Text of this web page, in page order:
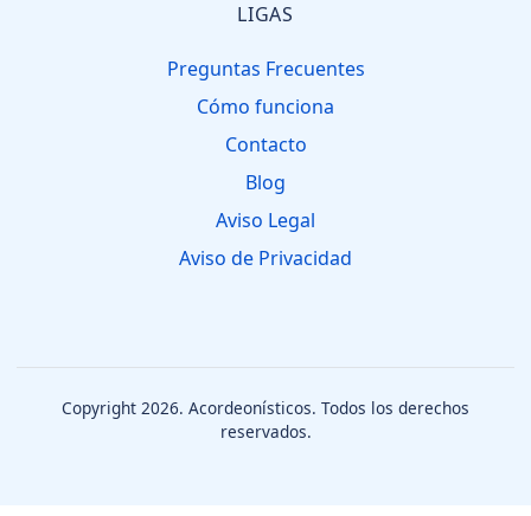
LIGAS
Preguntas Frecuentes
Cómo funciona
Contacto
Blog
Aviso Legal
Aviso de Privacidad
Copyright 2026. Acordeonísticos. Todos los derechos
reservados.